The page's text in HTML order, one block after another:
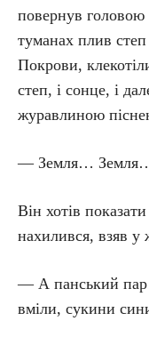
повернув
туманах плив
Покрови,
степ, і сонце, і
журавлиною
— Земля…
Він хотів
нахилився, взяв у
— А панський пар
вміли, сукини